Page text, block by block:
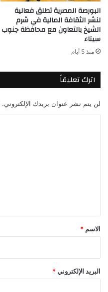
البورصة المصرية تطلق فعالية
لنشر الثقافة المالية في شرم
الشيخ بالتعاون مع محافظة جنوب
سيناء
منذ 5 أيام
اترك تعليقاً
لن يتم نشر عنوان بريدك الإلكتروني.
*
الاسم *
البريد الإلكتروني *